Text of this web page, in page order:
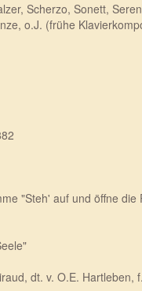
Scherzo, Sonett,
o.J. (frühe
"Steh' auf und öffne die
dt. v. O.E. Hartleben,